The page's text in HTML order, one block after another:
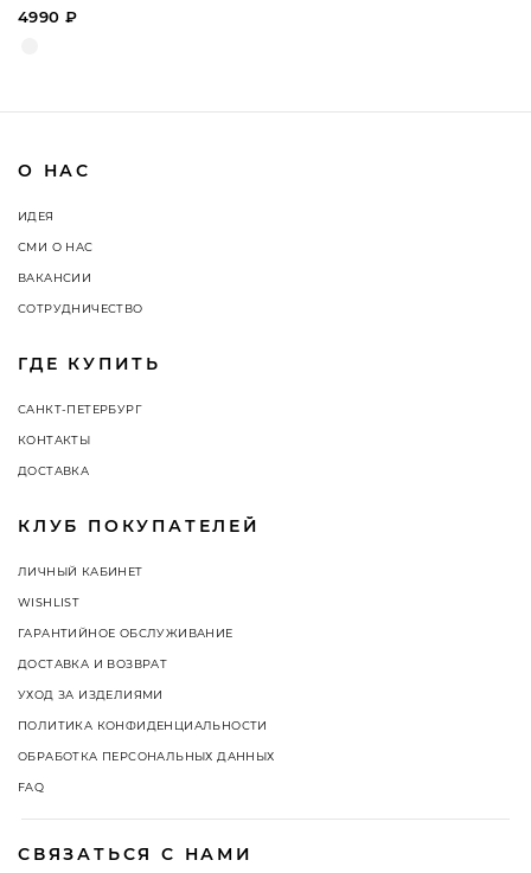
4990 ₽
О НАС
ИДЕЯ
СМИ О НАС
ВАКАНСИИ
СОТРУДНИЧЕСТВО
ГДЕ КУПИТЬ
САНКТ-ПЕТЕРБУРГ
КОНТАКТЫ
ДОСТАВКА
КЛУБ ПОКУПАТЕЛЕЙ
ЛИЧНЫЙ КАБИНЕТ
WISHLIST
ГАРАНТИЙНОЕ ОБСЛУЖИВАНИЕ
ДОСТАВКА И ВОЗВРАТ
УХОД ЗА ИЗДЕЛИЯМИ
ПОЛИТИКА КОНФИДЕНЦИАЛЬНОСТИ
ОБРАБОТКА ПЕРСОНАЛЬНЫХ ДАННЫХ
FAQ
СВЯЗАТЬСЯ С НАМИ